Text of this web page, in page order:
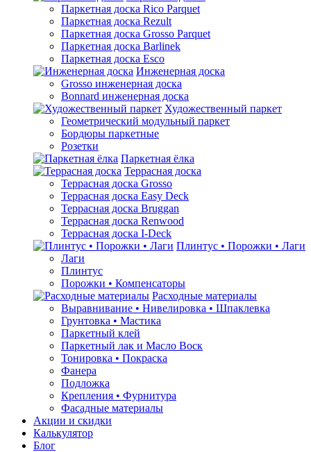
Паркетная доска Rico Parquet
Паркетная доска Rezult
Паркетная доска Grosso Parquet
Паркетная доска Barlinek
Паркетная доска Esco
Инженерная доска
Grosso инженерная доска
Bonnard инженерная доска
Художественный паркет
Геометрический модульный паркет
Бордюры паркетные
Розетки
Паркетная ёлка
Террасная доска
Террасная доска Grosso
Террасная доска Easy Deck
Террасная доска Bruggan
Террасная доска Renwood
Террасная доска I-Deck
Плинтус • Порожки • Лаги
Лаги
Плинтус
Порожки • Компенсаторы
Расходные материалы
Выравнивание • Нивелировка • Шпаклевка
Грунтовкa • Мастика
Паркетный клей
Паркетный лак и Масло Воск
Тонировка • Покраска
Фанера
Подложка
Крепления • Фурнитура
Фасадные материалы
Акции и скидки
Калькулятор
Блог